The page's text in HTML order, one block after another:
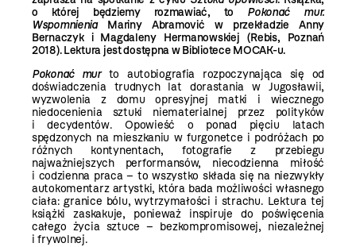
o której będziemy rozmawiać, to Pokonać mur.
WspomnieniaMariny Abramović w przekładzie Anny
Bernaczyk i Magdaleny Hermanowskiej (Rebis, Poznań
2018). Lektura jest dostępna w Bibliotece MOCAK-u.
Pokonać murto autobiografia rozpoczynająca się od
doświadczenia trudnych lat dorastania w Jugosławii,
wyzwolenia z domu opresyjnej matki i wiecznego
niedocenienia sztuki niematerialnej przez polityków
i decydentów. Opowieść o ponad pięciu latach
spędzonych na mieszkaniu w furgonetce i podróżach po
różnych kontynentach, fotografie z przebiegu
najważniejszych performansów, niecodzienna miłość
i codzienna praca – to wszystko składa się na niezwykły
autokomentarz artystki, która bada możliwości własnego
ciała: granice bólu, wytrzymałości i strachu. Lektura tej
książki zaskakuje, ponieważ inspiruje do poświęcenia
całego życia sztuce – bezkompromisowej, niezależnej
i frywolnej.